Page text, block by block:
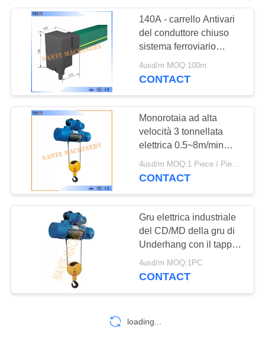
RICHIEDA
UNA
CITAZIONE
COMPANY
NEWS
MAPPA
PRIVACY
POLICY
140A - carrello Antivari
del conduttore chiuso
sistema ferroviario
flessibile del conduttore
210A
4usd/m MOQ:100m
CONTACT
Monorotaia ad alta
velocità 3 tonnellata
elettrica 0.5~8m/min
della gru 20 del cavo
metallico di fase
4usd/m MOQ:1 Piece / Pieces
CONTACT
Gru elettrica industriale
del CD/MD della gru di
Underhang con il tappo
di limite che deve tempo
di impiego lungo
4usd/m MOQ:1PC
CONTACT
loading...